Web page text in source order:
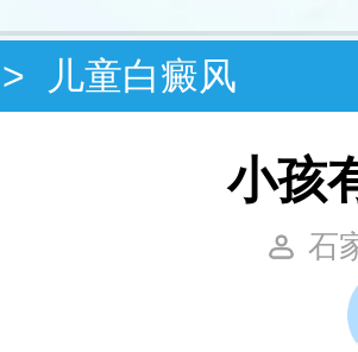
> 儿童白癜风
小孩
石